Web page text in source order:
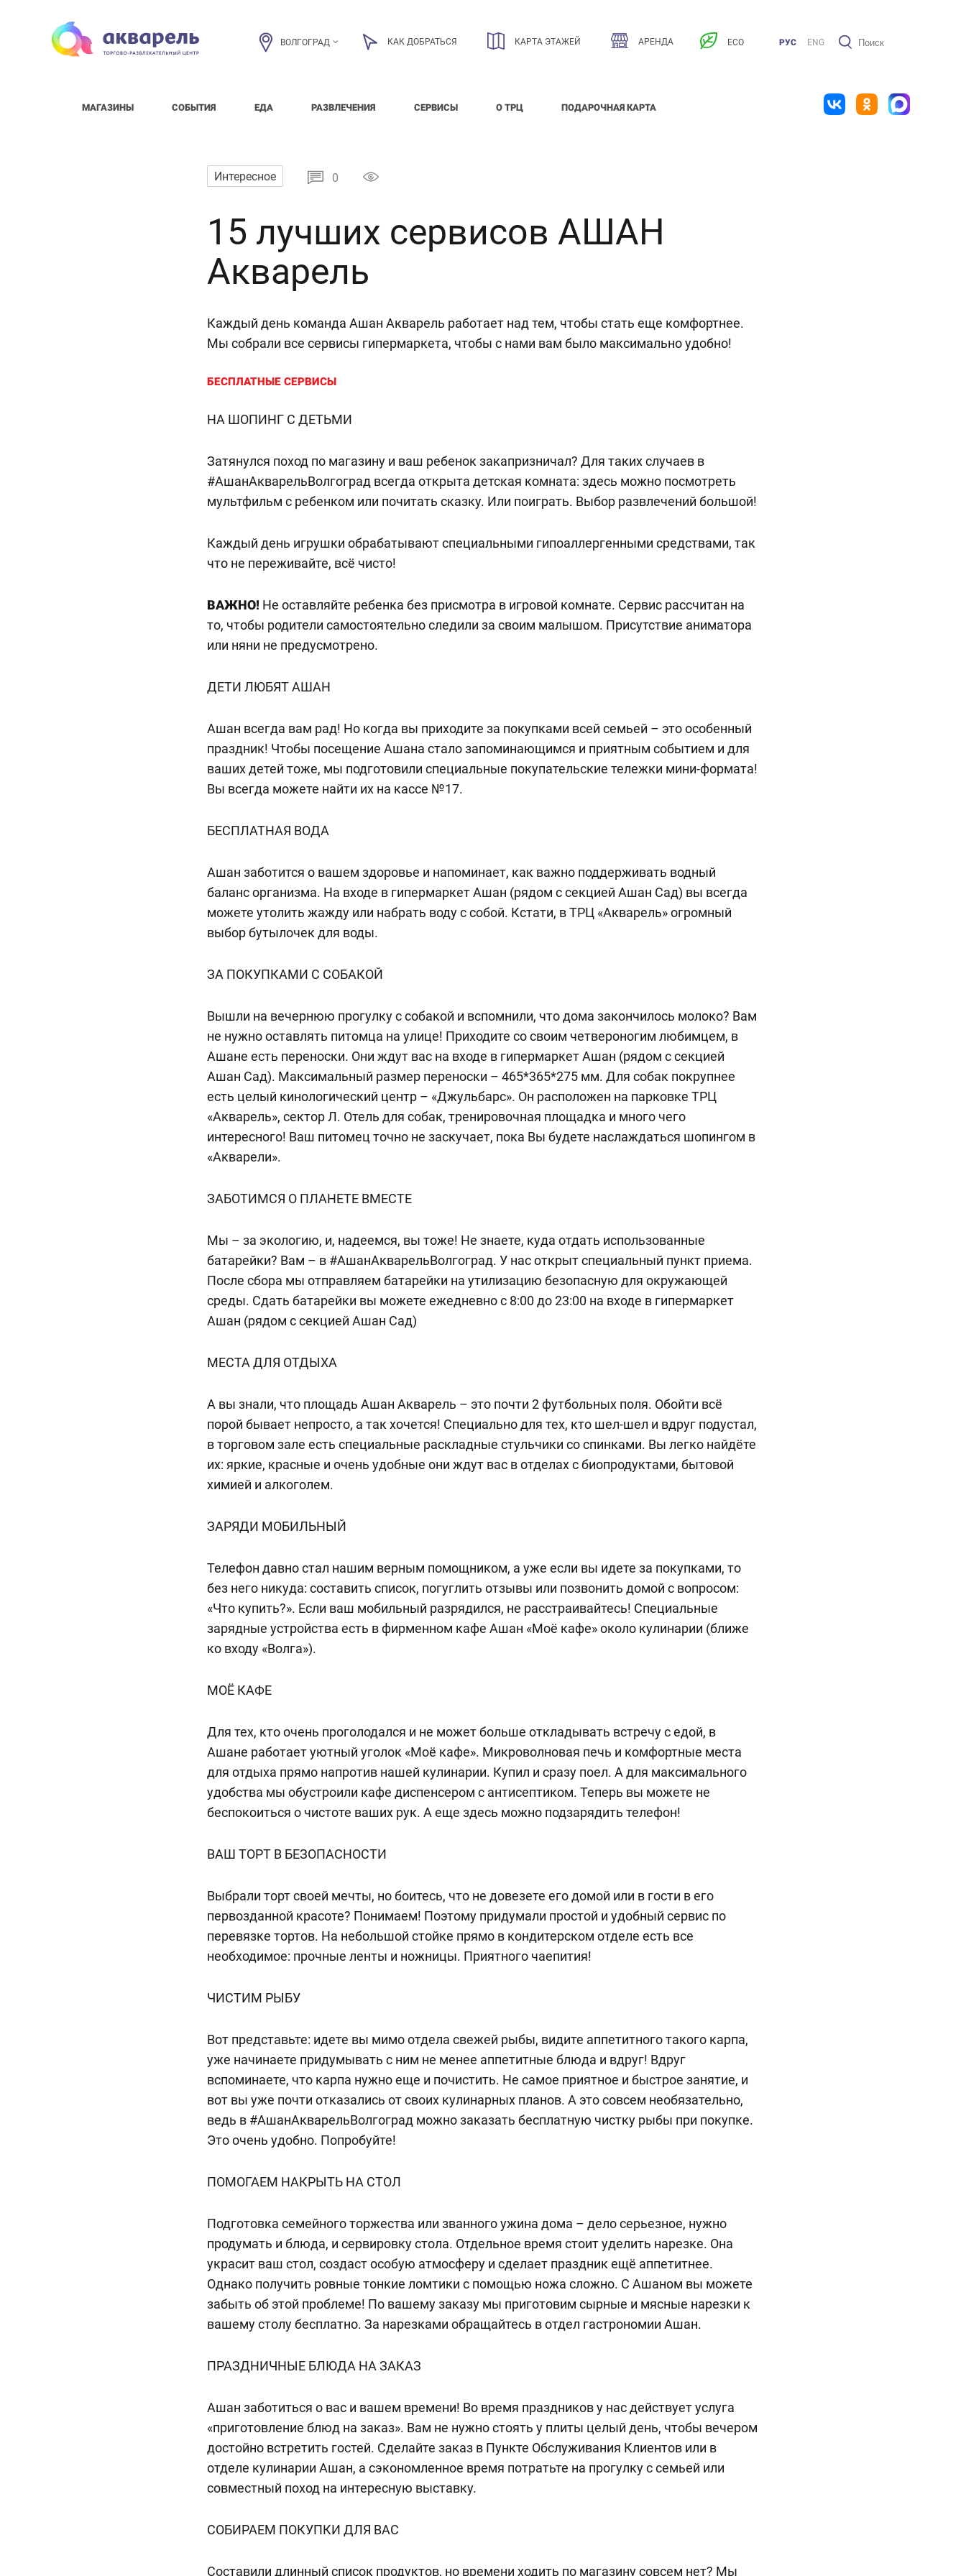
ВОЛГОГРАД КАК ДОБРАТЬСЯ КАРТА ЭТАЖЕЙ АРЕНДА ECO РУС ENG
МАГАЗИНЫ СОБЫТИЯ ЕДА РАЗВЛЕЧЕНИЯ СЕРВИСЫ О ТРЦ ПОДАРОЧНАЯ КАРТА
Интересное 0
15 лучших сервисов АШАН
Акварель
Каждый день команда Ашан Акварель работает над тем, чтобы стать еще комфортнее.
Мы собрали все сервисы гипермаркета, чтобы с нами вам было максимально удобно!
БЕСПЛАТНЫЕ СЕРВИСЫ
НА ШОПИНГ С ДЕТЬМИ
Затянулся поход по магазину и ваш ребенок закапризничал? Для таких случаев в
#АшанАкварельВолгоград всегда открыта детская комната: здесь можно посмотреть
мультфильм с ребенком или почитать сказку. Или поиграть. Выбор развлечений большой!
Каждый день игрушки обрабатывают специальными гипоаллергенными средствами, так
что не переживайте, всё чисто!
ВАЖНО! Не оставляйте ребенка без присмотра в игровой комнате. Сервис рассчитан на
то, чтобы родители самостоятельно следили за своим малышом. Присутствие аниматора
или няни не предусмотрено.
ДЕТИ ЛЮБЯТ АШАН
Ашан всегда вам рад! Но когда вы приходите за покупками всей семьей – это особенный
праздник! Чтобы посещение Ашана стало запоминающимся и приятным событием и для
ваших детей тоже, мы подготовили специальные покупательские тележки мини-формата!
Вы всегда можете найти их на кассе №17.
БЕСПЛАТНАЯ ВОДА
Ашан заботится о вашем здоровье и напоминает, как важно поддерживать водный
баланс организма. На входе в гипермаркет Ашан (рядом с секцией Ашан Сад) вы всегда
можете утолить жажду или набрать воду с собой. Кстати, в ТРЦ «Акварель» огромный
выбор бутылочек для воды.
ЗА ПОКУПКАМИ С СОБАКОЙ
Вышли на вечернюю прогулку с собакой и вспомнили, что дома закончилось молоко? Вам
не нужно оставлять питомца на улице! Приходите со своим четвероногим любимцем, в
Ашане есть переноски. Они ждут вас на входе в гипермаркет Ашан (рядом с секцией
Ашан Сад). Максимальный размер переноски – 465*365*275 мм. Для собак покрупнее
есть целый кинологический центр – «Джульбарс». Он расположен на парковке ТРЦ
«Акварель», сектор Л. Отель для собак, тренировочная площадка и много чего
интересного! Ваш питомец точно не заскучает, пока Вы будете наслаждаться шопингом в
«Акварели».
ЗАБОТИМСЯ О ПЛАНЕТЕ ВМЕСТЕ
Мы – за экологию, и, надеемся, вы тоже! Не знаете, куда отдать использованные
батарейки? Вам – в #АшанАкварельВолгоград. У нас открыт специальный пункт приема.
После сбора мы отправляем батарейки на утилизацию безопасную для окружающей
среды. Сдать батарейки вы можете ежедневно с 8:00 до 23:00 на входе в гипермаркет
Ашан (рядом с секцией Ашан Сад)
МЕСТА ДЛЯ ОТДЫХА
А вы знали, что площадь Ашан Акварель – это почти 2 футбольных поля. Обойти всё
порой бывает непросто, а так хочется! Специально для тех, кто шел-шел и вдруг подустал,
в торговом зале есть специальные раскладные стульчики со спинками. Вы легко найдёте
их: яркие, красные и очень удобные они ждут вас в отделах с биопродуктами, бытовой
химией и алкоголем.
ЗАРЯДИ МОБИЛЬНЫЙ
Телефон давно стал нашим верным помощником, а уже если вы идете за покупками, то
без него никуда: составить список, погуглить отзывы или позвонить домой с вопросом:
«Что купить?». Если ваш мобильный разрядился, не расстраивайтесь! Специальные
зарядные устройства есть в фирменном кафе Ашан «Моё кафе» около кулинарии (ближе
ко входу «Волга»).
МОЁ КАФЕ
Для тех, кто очень проголодался и не может больше откладывать встречу с едой, в
Ашане работает уютный уголок «Моё кафе». Микроволновая печь и комфортные места
для отдыха прямо напротив нашей кулинарии. Купил и сразу поел. А для максимального
удобства мы обустроили кафе диспенсером с антисептиком. Теперь вы можете не
беспокоиться о чистоте ваших рук. А еще здесь можно подзарядить телефон!
ВАШ ТОРТ В БЕЗОПАСНОСТИ
Выбрали торт своей мечты, но боитесь, что не довезете его домой или в гости в его
первозданной красоте? Понимаем! Поэтому придумали простой и удобный сервис по
перевязке тортов. На небольшой стойке прямо в кондитерском отделе есть все
необходимое: прочные ленты и ножницы. Приятного чаепития!
ЧИСТИМ РЫБУ
Вот представьте: идете вы мимо отдела свежей рыбы, видите аппетитного такого карпа,
уже начинаете придумывать с ним не менее аппетитные блюда и вдруг! Вдруг
вспоминаете, что карпа нужно еще и почистить. Не самое приятное и быстрое занятие, и
вот вы уже почти отказались от своих кулинарных планов. А это совсем необязательно,
ведь в #АшанАкварельВолгоград можно заказать бесплатную чистку рыбы при покупке.
Это очень удобно. Попробуйте!
ПОМОГАЕМ НАКРЫТЬ НА СТОЛ
Подготовка семейного торжества или званного ужина дома – дело серьезное, нужно
продумать и блюда, и сервировку стола. Отдельное время стоит уделить нарезке. Она
украсит ваш стол, создаст особую атмосферу и сделает праздник ещё аппетитнее.
Однако получить ровные тонкие ломтики с помощью ножа сложно. С Ашаном вы можете
забыть об этой проблеме! По вашему заказу мы приготовим сырные и мясные нарезки к
вашему столу бесплатно. За нарезками обращайтесь в отдел гастрономии Ашан.
ПРАЗДНИЧНЫЕ БЛЮДА НА ЗАКАЗ
Ашан заботиться о вас и вашем времени! Во время праздников у нас действует услуга
«приготовление блюд на заказ». Вам не нужно стоять у плиты целый день, чтобы вечером
достойно встретить гостей. Сделайте заказ в Пункте Обслуживания Клиентов или в
отделе кулинарии Ашан, а сэкономленное время потратьте на прогулку с семьей или
совместный поход на интересную выставку.
СОБИРАЕМ ПОКУПКИ ДЛЯ ВАС
Составили длинный список продуктов, но времени ходить по магазину совсем нет? Мы